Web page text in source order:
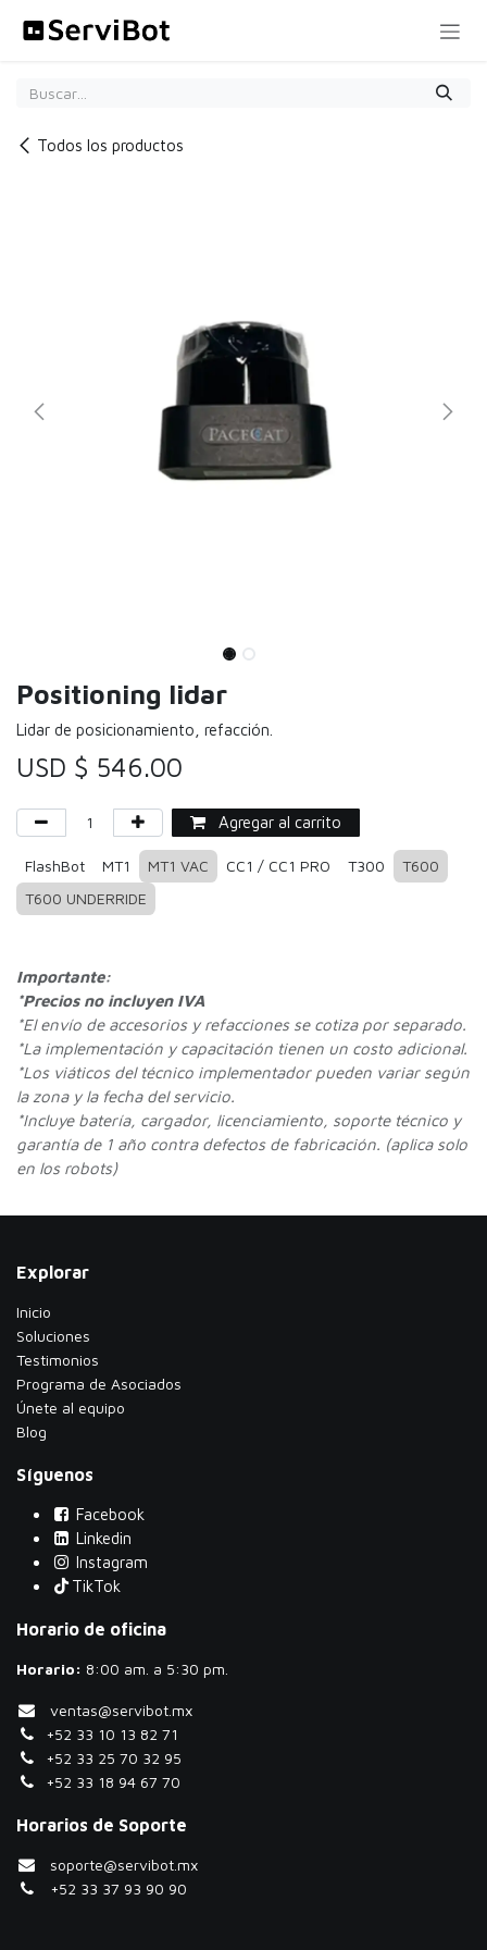
Todos los productos
Positioning lidar
Lidar de posicionamiento, refacción.
USD $ 546.00
Agregar al carrito
FlashBot MT1 MT1 VAC CC1 / CC1 PRO T300
T600
T600 UNDERRIDE
Importante:
*Precios no incluyen IVA
*El envío de accesorios y refacciones se cotiza por separado.
*La implementación y capacitación tienen un costo adicional.
*Los viáticos del técnico implementador pueden variar según
la zona y la fecha del servicio.
*Incluye batería, cargador, licenciamiento, soporte técnico y
garantía de 1 año contra defectos de fabricación. (aplica solo
en los robots)
Explorar
Inicio
Soluciones
Testimonios
​Programa de Asociados
Únete al equipo
Blog
Síguenos
Facebook
Linkedin
Instagram
TikTok
Horario de oficina
Horario: ​8:00 am. a 5:30 pm.
ventas@servibot.mx
+52 33 10 13 82 71
+52 33 25 70 32 95
+52 33 18 94 67 70
Horarios de Soporte
soporte@servibot.mx
+52 33 37 93 90 90